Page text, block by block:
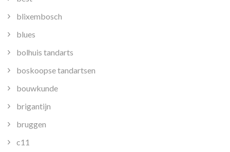
blixembosch
blues
bolhuis tandarts
boskoopse tandartsen
bouwkunde
brigantijn
bruggen
c11